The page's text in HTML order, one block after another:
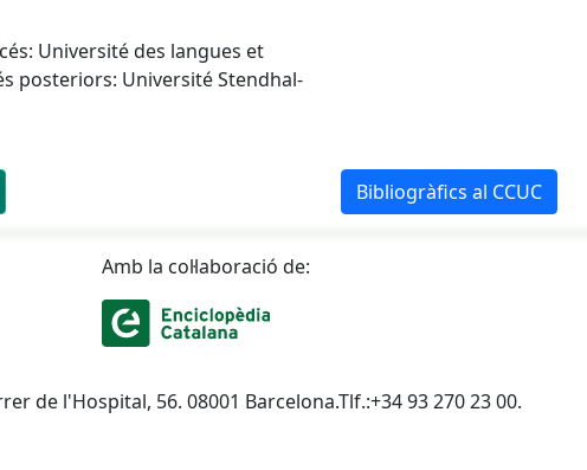
Université des langues et
posteriors: Université Stendhal-
Bibliogràfics al CCUC
Amb la col·laboració de:
de l'Hospital, 56. 08001 Barcelona.Tlf.:+34 93 270 23 00.